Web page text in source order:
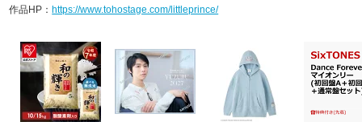
作品HP： https://www.tohostage.com/littleprince/